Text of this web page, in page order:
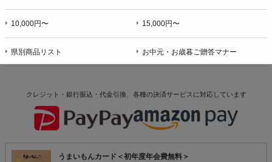
10,000円〜 15,000円〜
県別商品リスト お中元・お歳暮ご贈答マナー
クレジット・銀行振込・代金引換、各種の決済サービスに対応しています
うまいもんカード＜初年度年会費無料＞